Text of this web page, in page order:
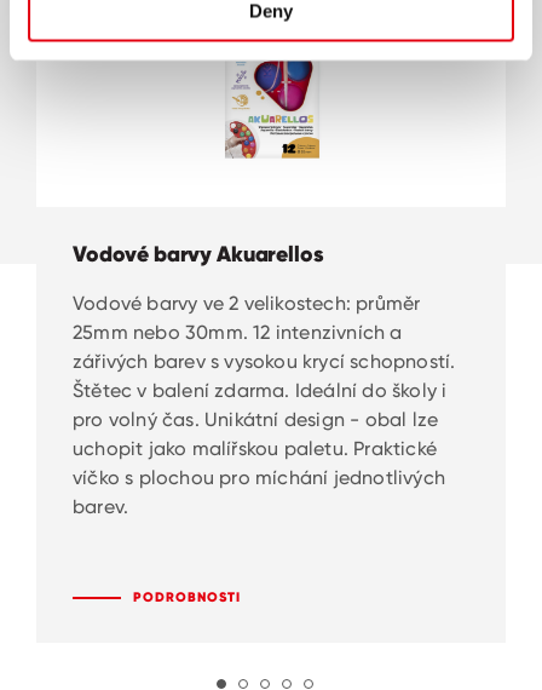
Deny
Vodové barvy Akuarellos
Vodové barvy ve 2 velikostech: průměr
25mm nebo 30mm. 12 intenzivních a
zářivých barev s vysokou krycí schopností.
Štětec v balení zdarma. Ideální do školy i
pro volný čas. Unikátní design - obal lze
uchopit jako malířskou paletu. Praktické
víčko s plochou pro míchání jednotlivých
barev.
PODROBNOSTI